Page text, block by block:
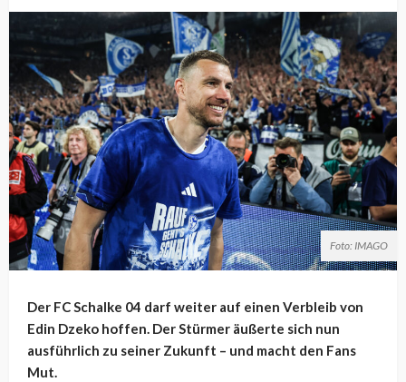
Foto: IMAGO
Der FC Schalke 04 darf weiter auf einen Verbleib von
Edin Dzeko hoffen. Der Stürmer äußerte sich nun
ausführlich zu seiner Zukunft – und macht den Fans
Mut.